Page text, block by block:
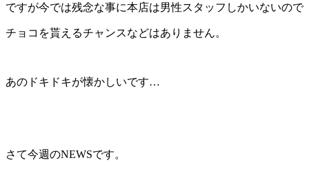
ですが今では残念な事に本店は男性スタッフしかいないので
チョコを貰えるチャンスなどはありません。
あのドキドキが懐かしいです…
さて今週のNEWSです。